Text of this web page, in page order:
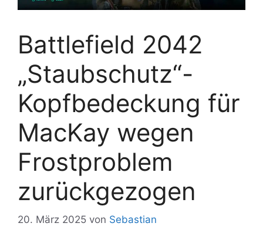
Battlefield 2042
„Staubschutz“-
Kopfbedeckung für
MacKay wegen
Frostproblem
zurückgezogen
20. März 2025 von Sebastian